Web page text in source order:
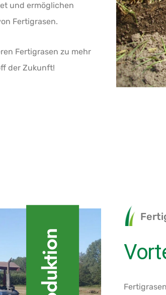
und ermöglichen
Fertigrasen.
Fertigrasen zu mehr
der Zukunft!